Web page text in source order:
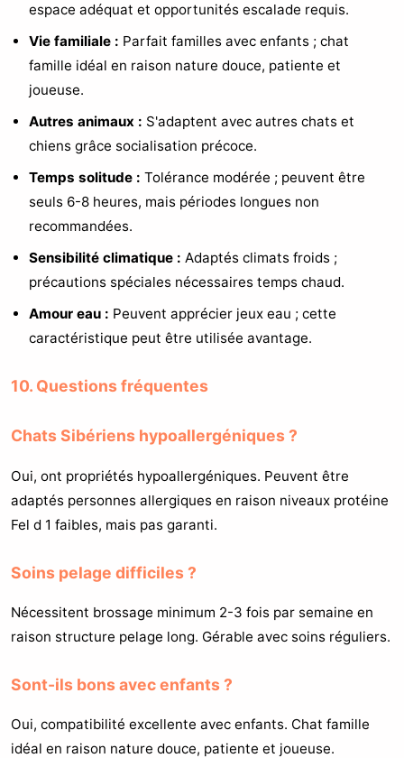
espace adéquat et opportunités escalade requis.
Vie familiale : Parfait familles avec enfants ; chat
famille idéal en raison nature douce, patiente et
joueuse.
Autres animaux : S'adaptent avec autres chats et
chiens grâce socialisation précoce.
Temps solitude : Tolérance modérée ; peuvent être
seuls 6-8 heures, mais périodes longues non
recommandées.
Sensibilité climatique : Adaptés climats froids ;
précautions spéciales nécessaires temps chaud.
Amour eau : Peuvent apprécier jeux eau ; cette
caractéristique peut être utilisée avantage.
10. Questions fréquentes
Chats Sibériens hypoallergéniques ?
Oui, ont propriétés hypoallergéniques. Peuvent être
adaptés personnes allergiques en raison niveaux protéine
Fel d 1 faibles, mais pas garanti.
Soins pelage difficiles ?
Nécessitent brossage minimum 2-3 fois par semaine en
raison structure pelage long. Gérable avec soins réguliers.
Sont-ils bons avec enfants ?
Oui, compatibilité excellente avec enfants. Chat famille
idéal en raison nature douce, patiente et joueuse.